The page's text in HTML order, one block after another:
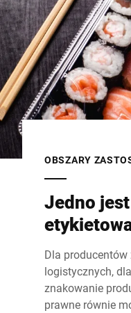
OBSZARY
Jedno
Dla
logistycznych,
znakowanie
prawne równie